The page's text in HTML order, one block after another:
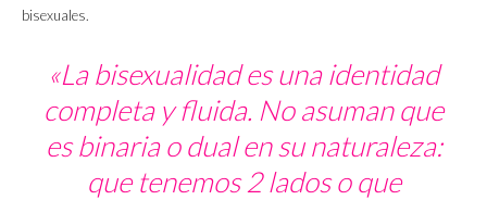
bisexuales.
«La bisexualidad es una identidad
completa y fluida. No asuman que
es binaria o dual en su naturaleza:
que tenemos 2 lados o que